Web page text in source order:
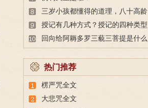
三岁小孩都懂得的道理，八十高龄
也未必做得到
授记有几种方式？授记的四种类型
回向给阿耨多罗三藐三菩提是什么
热门推荐
楞严咒全文
大悲咒全文